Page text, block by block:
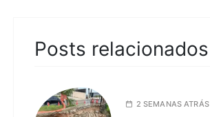
Posts relacionados
2 SEMANAS ATRÁS